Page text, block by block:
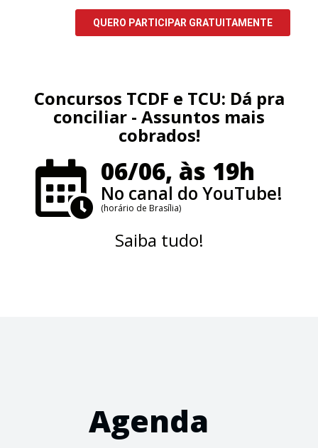
Concursos TCDF e TCU: Dá pra
conciliar - Assuntos mais
cobrados!
06/06, às 19h
No canal do YouTube!
(horário de Brasília)
Saiba tudo!
Agenda